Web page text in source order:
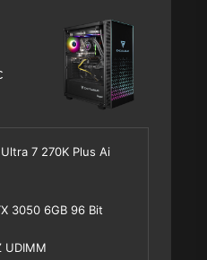
7 270K Plus Ai
3050 6GB 96 Bit
UDIMM